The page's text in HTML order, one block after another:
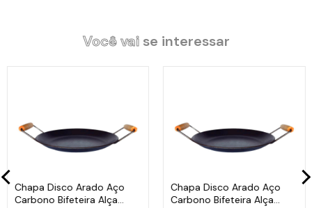
Itens Inclusos:
01 Chapa Disco Arado Frita Ovo Chapa de Aço Cabo Madeira
Você vaise interessar
Chapa Disco Arado Aço
Carbono Bifeteira Alça
Chapa Disco Arado Aço
Carbono Bifeteira Alça